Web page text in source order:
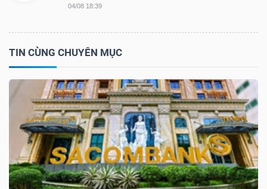
04/08 18:39
TIN CÙNG CHUYÊN MỤC
CHĂM
SÓC
SỨC
KHỎE